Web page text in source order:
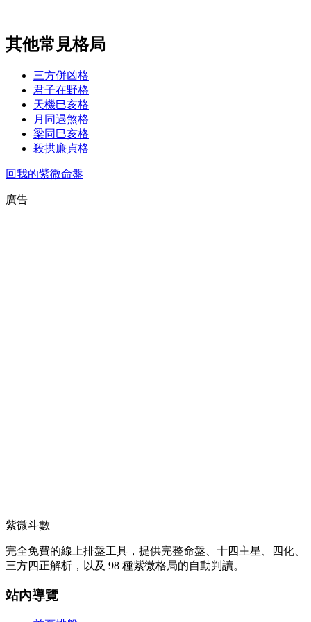
其他常見格局
三方併凶格
君子在野格
天機巳亥格
月同遇煞格
梁同巳亥格
殺拱廉貞格
回我的紫微命盤
廣告
紫微斗數
完全免費的線上排盤工具，提供完整命盤、十四主星、四化、
三方四正解析，以及 98 種紫微格局的自動判讀。
站內導覽